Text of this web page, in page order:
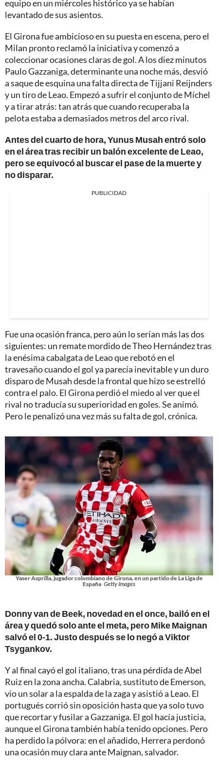
equipo en un miércoles histórico ya se habían
levantado de sus asientos.
El Girona fue ambicioso en su puesta en escena, pero el
Milan pronto reclamó la iniciativa y comenzó a
coleccionar ocasiones claras de gol. A los diez minutos
Paulo Gazzaniga, determinante una noche más, desvió
a saque de esquina una falta directa de Tijjani Reijnders
y un tiro de Leao. Empezó a sufrir el conjunto de Míchel
y a tirar atrás: tan atrás que cuando recuperaba la
pelota estaba a demasiados metros del arco rival.
Antes del cuarto de hora, Yunus Musah entró solo
en el área tras recibir un balón excelente de Leao,
pero se equivocó al buscar el pase de la muerte y
no disparar.
PUBLICIDAD
Fue una ocasión franca, pero aún lo serían más las dos
siguientes: un remate mordido de Theo Hernández tras
la enésima cabalgata de Leao que rebotó en el
travesaño cuando el gol ya parecía inevitable y un duro
disparo de Musah desde la frontal que hizo se estrelló
contra el palo. El Girona perdió el miedo al ver que el
rival no traducía su superioridad en goles. Se animó.
Pero le penalizó una vez más su falta de gol, crónica.
Yaser Asprilla, jugador colombiano de Girona, en un partido de La Liga de
España Getty Images
Donny van de Beek, novedad en el once, bailó en el
área y quedó solo ante el meta, pero Mike Maignan
salvó el 0-1. Justo después se lo negó a Viktor
Tsygankov.
Y al final cayó el gol italiano, tras una pérdida de Abel
Ruiz en la zona ancha. Calabria, sustituto de Emerson,
vio un solar a la espalda de la zaga y asistió a Leao. El
portugués corrió sin oposición hasta que ya solo tuvo
que recortar y fusilar a Gazzaniga. El gol hacía justicia,
aunque el Girona también había tenido opciones. Pero
ha perdido la pólvora: en el añadido, Herrera perdonó
una ocasión muy clara ante Maignan, salvador.